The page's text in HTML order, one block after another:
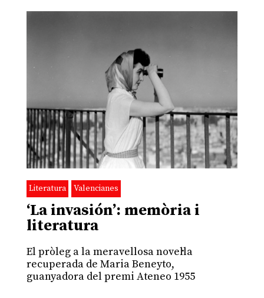
Literatura Valencianes
‘La invasión’: memòria i
literatura
El pròleg a la meravellosa novel·la
recuperada de Maria Beneyto,
guanyadora del premi Ateneo 1955